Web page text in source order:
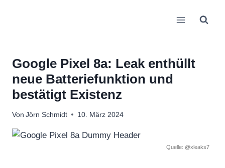
Google Pixel 8a: Leak enthüllt
neue Batteriefunktion und
bestätigt Existenz
Von Jörn Schmidt 10. März 2024
Quelle: @xleaks7